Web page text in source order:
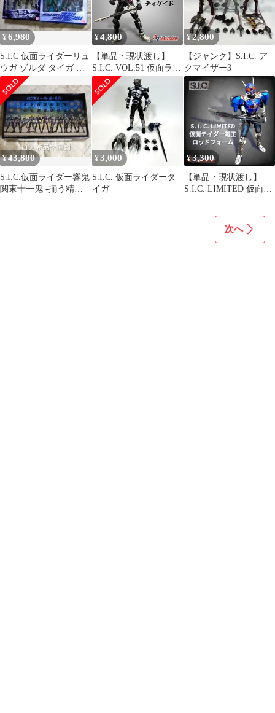
¥6,980
S.I.C 仮面ライダーリュ
ウガ ゾルダ タイガ 新
品未開封 sic 龍騎
¥4,800
【単品・現状渡し】
S.I.C. VOL.51 仮面ライ
ダーディケイド コンプ
リートフォーム
¥2,800
【ジャンク】S.I.C. ア
クマイザー3
¥43,800
S.I.C.仮面ライダー響鬼
関東十一鬼 -揃う精鋭-
¥3,000
S.I.C. 仮面ライダータ
イガ
¥3,300
【単品・現状渡し】
S.I.C. LIMITED 仮面ラ
次へ